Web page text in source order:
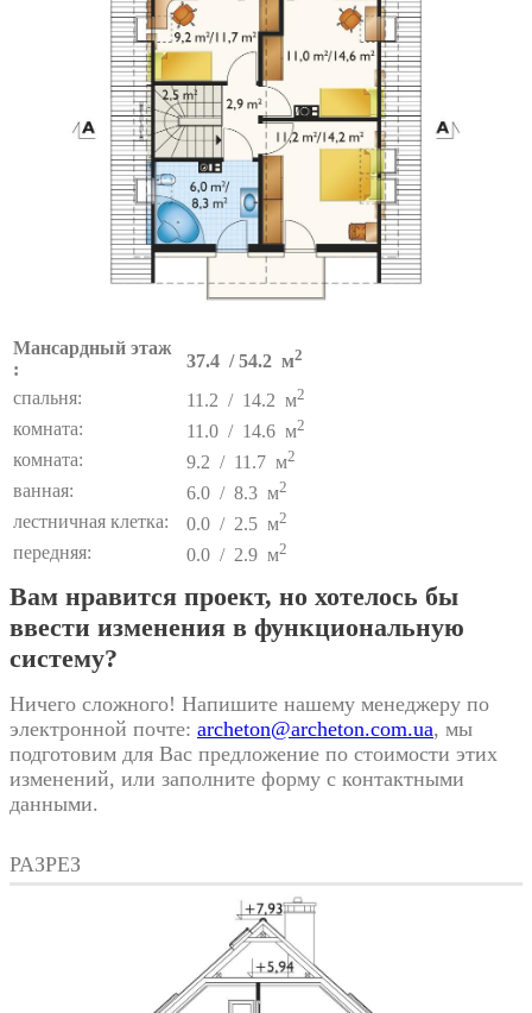
Мансардный этаж
:
37.4 / 54.2 м2
спальня: 11.2 / 14.2 м2
комната: 11.0 / 14.6 м2
комната: 9.2 / 11.7 м2
ванная: 6.0 / 8.3 м2
лестничная клетка: 0.0 / 2.5 м2
передняя: 0.0 / 2.9 м2
Вам нравится проект, но хотелось бы
ввести изменения в функциональную
систему?
Ничего сложного! Напишите нашему менеджеру по
электронной почте: archeton@archeton.com.ua, мы
подготовим для Вас предложение по стоимости этих
изменений, или заполните форму с контактными
данными.
РАЗРЕЗ